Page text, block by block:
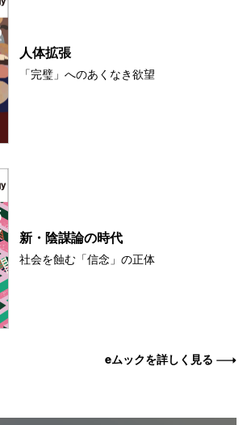
人体拡張
「完璧」へのあくなき欲望
新・陰謀論の時代
社会を蝕む「信念」の正体
eムックを詳しく見る